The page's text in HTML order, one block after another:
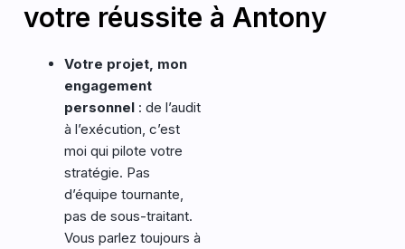
votre réussite à Antony
Votre projet, mon
engagement
personnel : de l’audit
à l’exécution, c’est
moi qui pilote votre
stratégie. Pas
d’équipe tournante,
pas de sous-traitant.
Vous parlez toujours à